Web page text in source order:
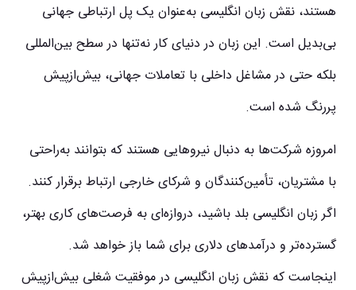
هستند، نقش زبان انگلیسی به‌عنوان یک پل ارتباطی جهانی
بی‌بدیل است. این زبان در دنیای کار نه‌تنها در سطح بین‌المللی
بلکه حتی در مشاغل داخلی با تعاملات جهانی، بیش‌ازپیش
پررنگ شده است.
امروزه شرکت‌ها به دنبال نیروهایی هستند که بتوانند به‌راحتی
با مشتریان، تأمین‌کنندگان و شرکای خارجی ارتباط برقرار کنند.
اگر زبان انگلیسی بلد باشید، دروازه‌ای به فرصت‌های کاری بهتر،
گسترده‌تر و درآمدهای دلاری برای شما باز خواهد شد.
اینجاست که نقش زبان انگلیسی در موفقیت شغلی بیش‌ازپیش